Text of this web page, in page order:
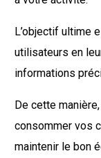
L’objectif ultime
utilisateurs en
informations
De cette
consommer vos
maintenir le bon